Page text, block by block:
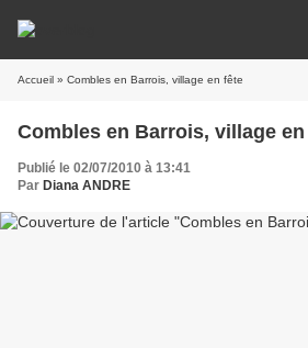
Accueil » Combles en Barrois, village en fête
Combles en Barrois, village
Publié le 02/07/2010 à 13:41
Par Diana ANDRE